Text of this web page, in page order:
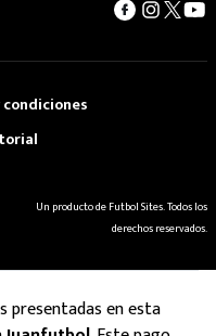
Un producto de Futbol Sites. Todos los
derechos reservados.
presentadas en esta